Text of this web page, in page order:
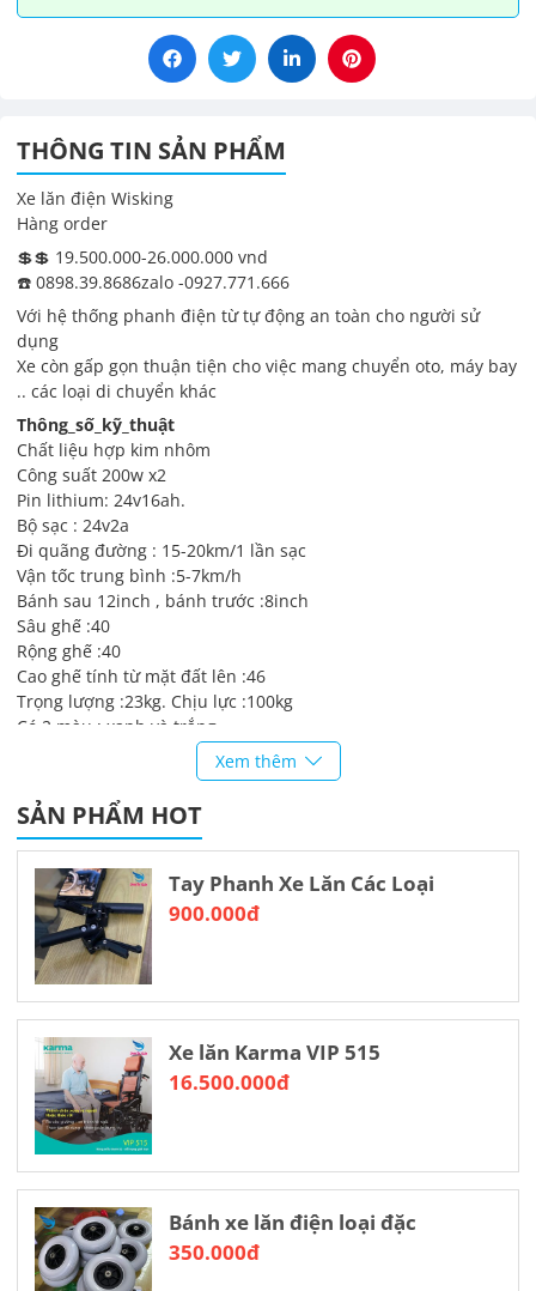
THÔNG TIN SẢN PHẨM
Xe lăn điện Wisking
Hàng order
💲💲 19.500.000-26.000.000 vnd
☎️ 0898.39.8686zalo -0927.771.666
Với hệ thống phanh điện từ tự động an toàn cho người sử
dụng
Xe còn gấp gọn thuận tiện cho việc mang chuyển oto, máy bay
.. các loại di chuyển khác
Thông_số_kỹ_thuật
Chất liệu hợp kim nhôm
Công suất 200w x2
Pin lithium: 24v16ah.
Bộ sạc : 24v2a
Đi quãng đường : 15-20km/1 lần sạc
Vận tốc trung bình :5-7km/h
Bánh sau 12inch , bánh trước :8inch
Sâu ghế :40
Rộng ghế :40
Cao ghế tính từ mặt đất lên :46
Trọng lượng :23kg. Chịu lực :100kg
Có 2 màu : xanh và trắng
Tư vấn: Cửa Hàng Xe Lăn Đinh Thị Xuân
Địa chỉ: Xóm Vải, Xã Hoá Thượng, Huyện Đồng Hỷ, Tỉnh Thái
Nguyên
Xem thêm
SẢN PHẨM HOT
Tay Phanh Xe Lăn Các Loại
900.000đ
Xe lăn Karma VIP 515
16.500.000đ
Bánh xe lăn điện loại đặc
350.000đ